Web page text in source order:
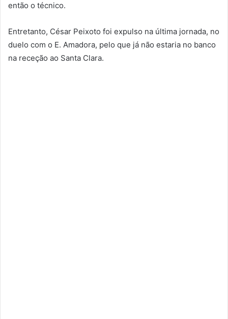
então o técnico.
Entretanto, César Peixoto foi expulso na última jornada, no
duelo com o E. Amadora, pelo que já não estaria no banco
na receção ao Santa Clara.